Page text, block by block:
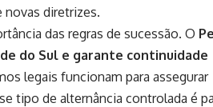
novas diretrizes.
das regras de sucessão. O
do Sul e garante continuidade
legais funcionam para assegurar
tipo de alternância controlada é